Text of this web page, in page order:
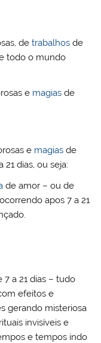
detrabalhos de
todo o mundo
e magias de
e magias de
dias, ou seja:
de amor – ou de
apos 7 a 21
a 21 dias – tudo
efeitos e
gerando misteriosa
invisíveis e
e tempos indo